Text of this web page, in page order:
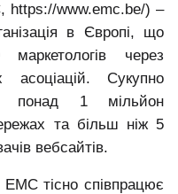
https://www.emc.be/) –
в Європі, що
через
асоціацій. Сукупно
понад 1 мільйон
та більш ніж 5
вебсайтів.
EMC тісно співпрацює